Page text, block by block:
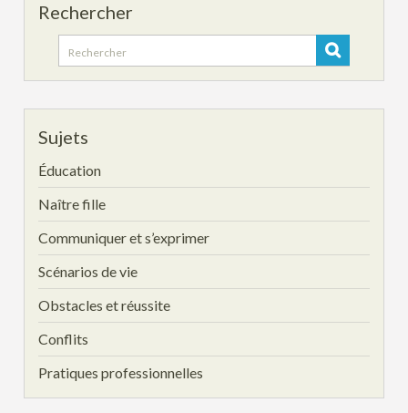
Rechercher
Search
for:
Sujets
Éducation
Naître fille
Communiquer et s’exprimer
Scénarios de vie
Obstacles et réussite
Conflits
Pratiques professionnelles